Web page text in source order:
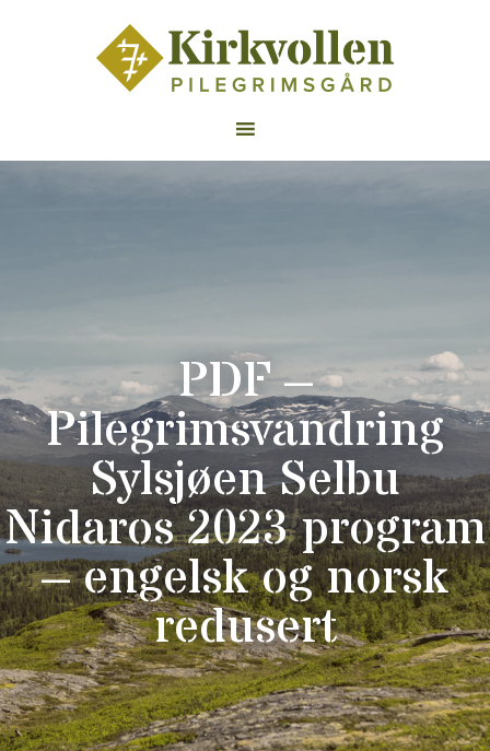
PDF –
Pilegrimsvandring
Sylsjøen Selbu
Nidaros 2023 program
– engelsk og norsk
redusert